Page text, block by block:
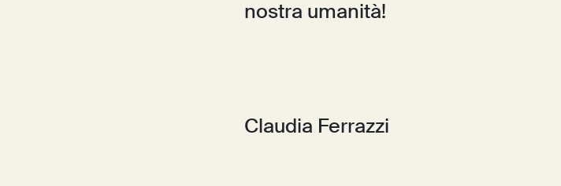
nostra umanità!
Claudia Ferrazzi